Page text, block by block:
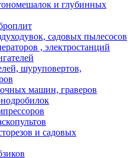
и глубинных
садовых пылесосов
, электростанций
шуруповертов,
машин, граверов
и садовых